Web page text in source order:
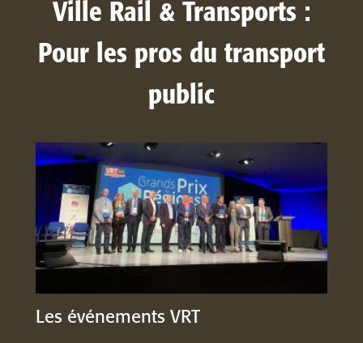
Ville Rail & Transports :
Pour les pros du transport
public
Les événements VRT